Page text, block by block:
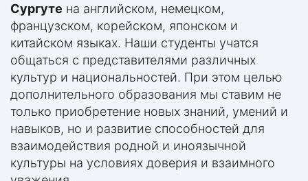
Сургуте на английском, немецком,
французском, корейском, японском и
китайском языках. Наши студенты учатся
общаться с представителями различных
культур и национальностей. При этом целью
дополнительного образования мы ставим не
только приобретение новых знаний, умений и
навыков, но и развитие способностей для
взаимодействия родной и иноязычной
культуры на условиях доверия и взаимного